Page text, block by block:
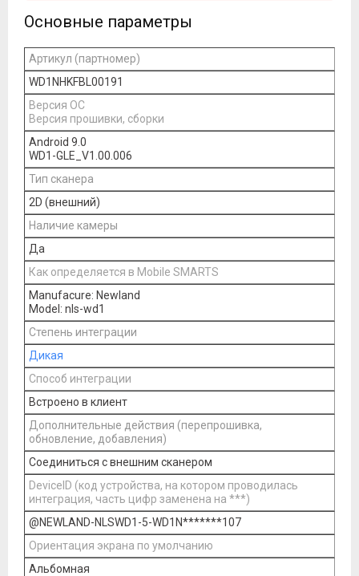
Основные параметры
Артикул (партномер)
WD1NHKFBL00191
Версия ОС
Версия прошивки, сборки
Android 9.0
WD1-GLE_V1.00.006
Тип сканера
2D (внешний)
Наличие камеры
Да
Как определяется в Mobile SMARTS
Manufacure: Newland
Model: nls-wd1
Степень интеграции
Дикая
Способ интеграции
Встроено в клиент
Дополнительные действия (перепрошивка,
обновление, добавления)
Соединиться с внешним сканером
DeviceID (код устройства, на котором проводилась
интеграция, часть цифр заменена на ***)
@NEWLAND-NLSWD1-5-WD1N*******107
Ориентация экрана по умолчанию
Альбомная